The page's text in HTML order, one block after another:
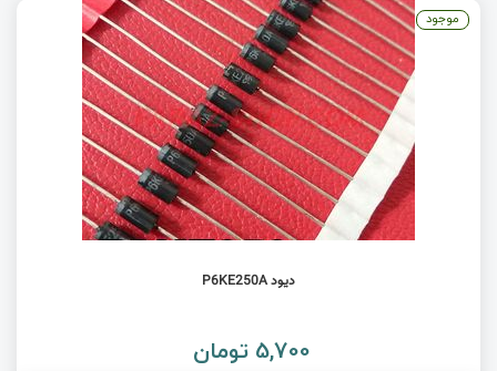
دیود P6KE250A
5,700 تومان
موجود